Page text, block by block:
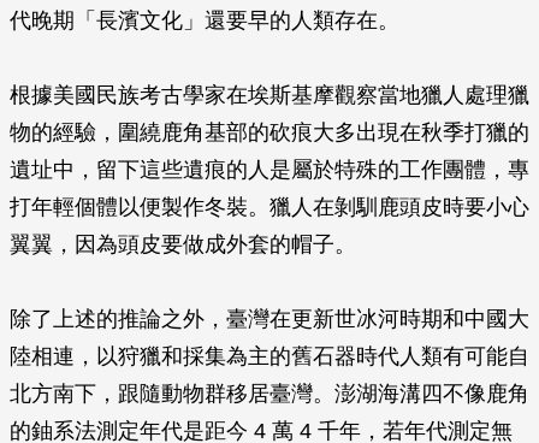
代晚期「長濱文化」還要早的人類存在。
根據美國民族考古學家在埃斯基摩觀察當地獵人處理獵
物的經驗，圍繞鹿角基部的砍痕大多出現在秋季打獵的
遺址中，留下這些遺痕的人是屬於特殊的工作團體，專
打年輕個體以便製作冬裝。獵人在剝馴鹿頭皮時要小心
翼翼，因為頭皮要做成外套的帽子。
除了上述的推論之外，臺灣在更新世冰河時期和中國大
陸相連，以狩獵和採集為主的舊石器時代人類有可能自
北方南下，跟隨動物群移居臺灣。澎湖海溝四不像鹿角
的鈾系法測定年代是距今 4 萬 4 千年，若年代測定無